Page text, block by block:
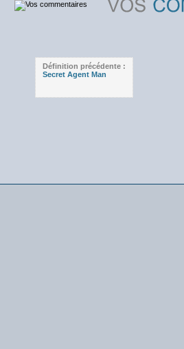
Définition précédente :
Secret Agent Man